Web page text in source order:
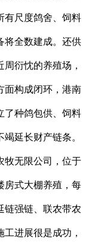
有尺度鸽舍、饲料
将全数建成。还供
衍忱的养殖场，
面构成闭环，港南
了种鸽包供、饲料
延长财产链条。
牧无限公司，位于
房式大棚养殖，每
链强链、联农带农
进展很是成功，